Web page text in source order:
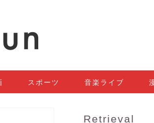
スポーツ 音楽ライブ
Retrieval